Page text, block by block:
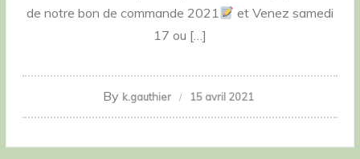
de notre bon de commande 2021
et Venez samedi
17 ou […]
By k.gauthier 15 avril 2021